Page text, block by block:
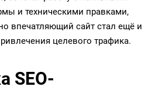
и техническими правками,
впечатляющий сайт стал ещё и
целевого трафика.
SEO-